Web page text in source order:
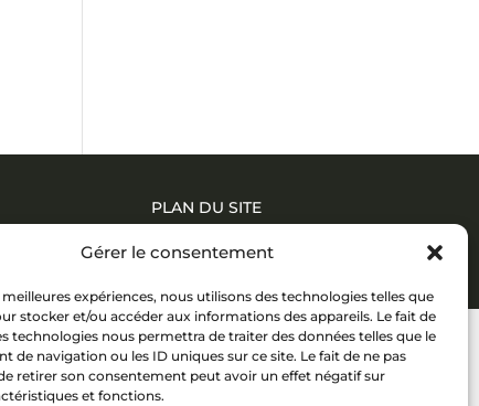
Gérer le consentement
expériences, nous utilisons des technologies telles que
stocker et/ou accéder aux informations des appareils. Le fait de
technologies nous permettra de traiter des données telles que le
de navigation ou les ID uniques sur ce site. Le fait de ne pas
retirer son consentement peut avoir un effet négatif sur
et fonctions.
PLAN DU SITE